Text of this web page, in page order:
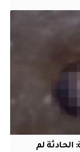
لم